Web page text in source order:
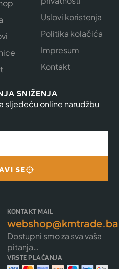
Uslovi koristenja
Politika kolačića
Impresum
Kontakt
SNIŽENJA
sljedeću online narudžbu
SE
KONTAKT MAIL
webshop@kmtrade.ba
Dostupni smo za sva vaša
pitanja…
VRSTE PLAĆANJA